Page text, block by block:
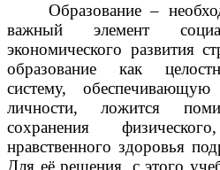
Образование –
важный элемент
экономического развития
образование как
систему, обеспечивающую
личности, ложится
сохранения
нравственного здоровья
Для её решения, с этого